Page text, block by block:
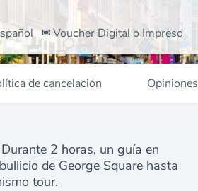
Voucher Digital o Impreso
de cancelación Opiniones
2 horas, un guía en
de George Square hasta
tour.